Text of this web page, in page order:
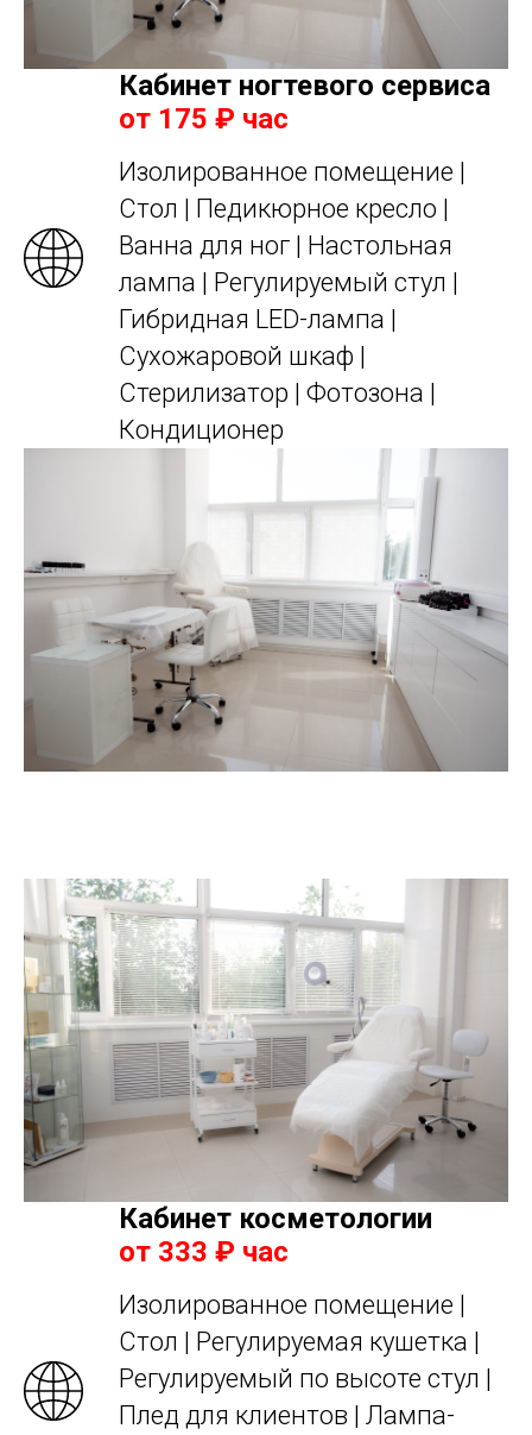
Кабинет ногтевого сервиса
от 175 ₽ час
Изолированное помещение |
Стол | Педикюрное кресло |
Ванна для ног | Настольная
лампа | Регулируемый стул |
Гибридная LED-лампа |
Сухожаровой шкаф |
Стерилизатор | Фотозона |
Кондиционер
Кабинет косметологии
от 333 ₽ час
Изолированное помещение |
Стол | Регулируемая кушетка |
Регулируемый по высоте стул |
Плед для клиентов | Лампа-